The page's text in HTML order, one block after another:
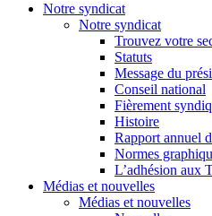
Notre syndicat
Notre syndicat
Trouvez votre
Statuts
Message du
Conseil national
Fièrement
Histoire
Rapport annuel
Normes
L’adhésion aux
Médias et nouvelles
Médias et nouvelles